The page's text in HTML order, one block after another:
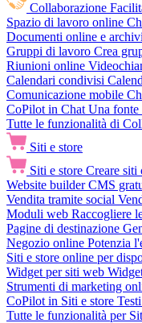
Collaborazione
Spazio di lavoro online
Documenti online e
Gruppi di lavoro Crea
Riunioni online
Calendari condivisi
Comunicazione mobile
CoPilot in Chat Una fonte
Tutte le funzionalità di
Siti e store
Siti e store Creare siti
Website builder CMS
Vendita tramite social
Moduli web Raccogliere
Pagine di destinazione
Negozio online Potenzia
Siti e store online per
Widget per siti web
Strumenti di marketing
CoPilot in Siti e store
Tutte le funzionalità per